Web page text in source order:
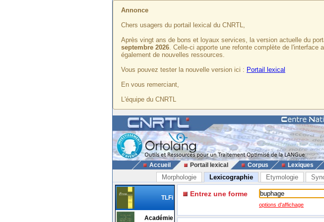
Annonce
Chers usagers du portail lexical du CNRTL,
Après vingt ans de bons et loyaux services, la version actuelle du
septembre 2026. Celle-ci apporte une refonte complète de
également de nouvelles ressources.
Vous pouvez tester la nouvelle version ici : Portail lexical
En vous remerciant,
L'équipe du CNRTL
Accueil Portail lexical Corpus Lexiques
Morphologie Lexicographie Etymologie
TLFi
Académie
Entrez une forme
options d'affichage